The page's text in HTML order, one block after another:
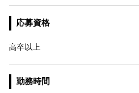
応募資格
高卒以上
勤務時間